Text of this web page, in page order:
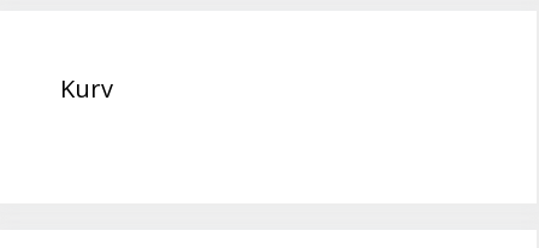
Kurv